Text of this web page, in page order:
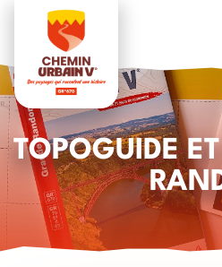
TOPOGUIDE